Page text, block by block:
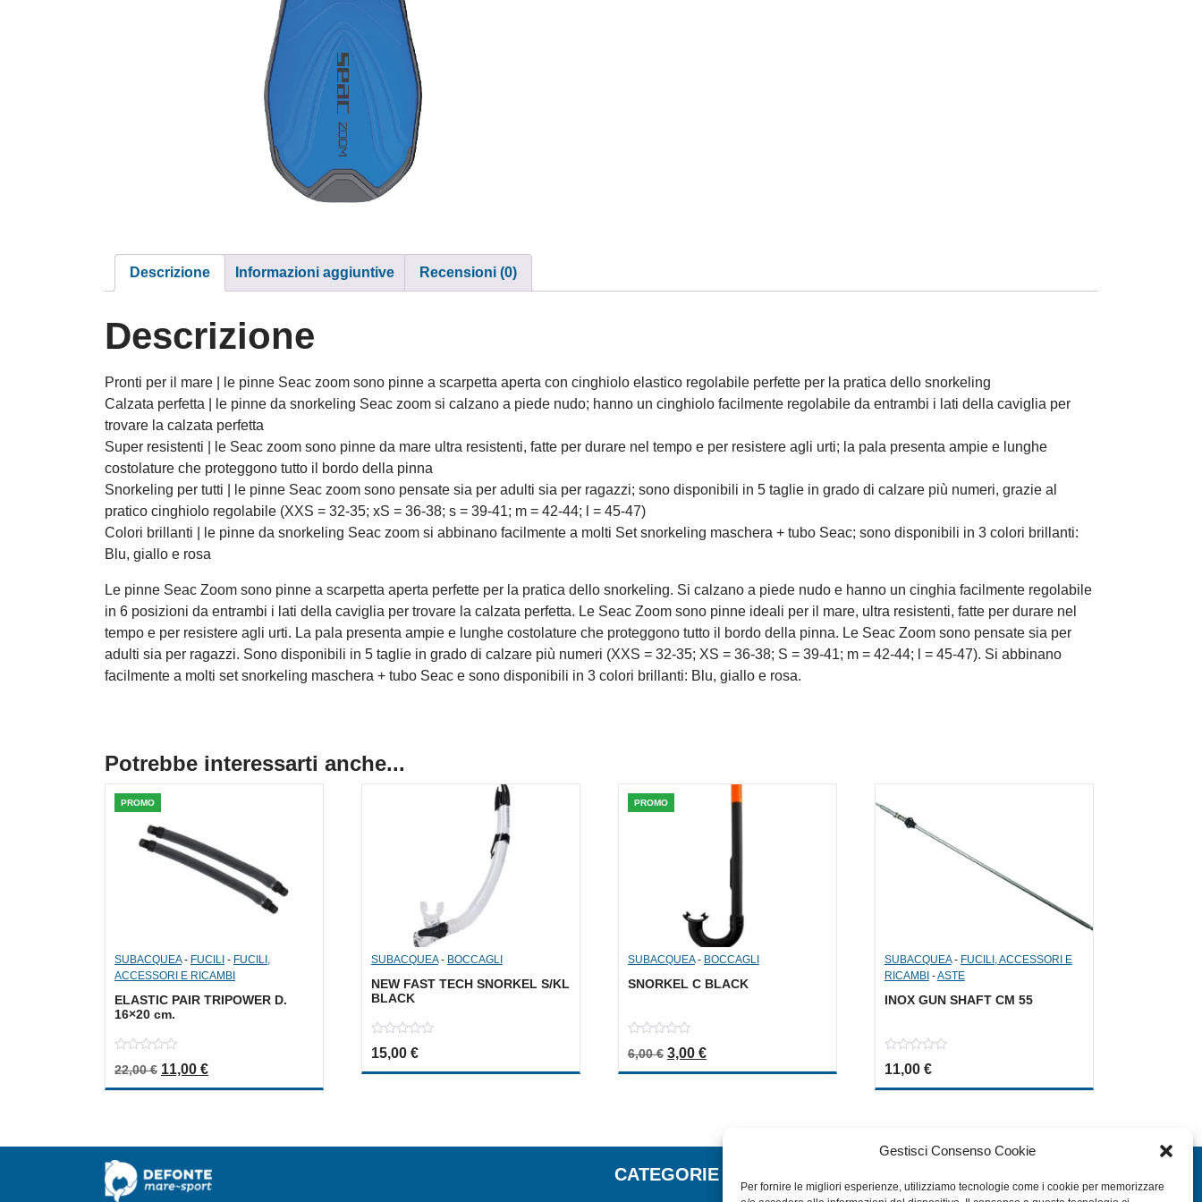
Gestisci Consenso Cookie
Per fornire le migliori esperienze, utilizziamo tecnologie come i cookie per memorizzare
Descrizione Informazioni aggiuntive Recensioni (0)
Descrizione
Pronti per il mare | le pinne Seac zoom sono pinne a scarpetta aperta con cinghiolo elastico regolabile perfette per la pratica dello snorkeling
Calzata perfetta | le pinne da snorkeling Seac zoom si calzano a piede nudo; hanno un cinghiolo facilmente regolabile da entrambi i lati della caviglia per
trovare la calzata perfetta
Super resistenti | le Seac zoom sono pinne da mare ultra resistenti, fatte per durare nel tempo e per resistere agli urti; la pala presenta ampie e lunghe
costolature che proteggono tutto il bordo della pinna
Snorkeling per tutti | le pinne Seac zoom sono pensate sia per adulti sia per ragazzi; sono disponibili in 5 taglie in grado di calzare più numeri, grazie al
pratico cinghiolo regolabile (XXS = 32-35; xS = 36-38; s = 39-41; m = 42-44; l = 45-47)
Colori brillanti | le pinne da snorkeling Seac zoom si abbinano facilmente a molti Set snorkeling maschera + tubo Seac; sono disponibili in 3 colori brillanti:
Blu, giallo e rosa
Le pinne Seac Zoom sono pinne a scarpetta aperta perfette per la pratica dello snorkeling. Si calzano a piede nudo e hanno un cinghia facilmente regolabile
in 6 posizioni da entrambi i lati della caviglia per trovare la calzata perfetta. Le Seac Zoom sono pinne ideali per il mare, ultra resistenti, fatte per durare nel
tempo e per resistere agli urti. La pala presenta ampie e lunghe costolature che proteggono tutto il bordo della pinna. Le Seac Zoom sono pensate sia per
adulti sia per ragazzi. Sono disponibili in 5 taglie in grado di calzare più numeri (XXS = 32-35; XS = 36-38; S = 39-41; m = 42-44; l = 45-47). Si abbinano
facilmente a molti set snorkeling maschera + tubo Seac e sono disponibili in 3 colori brillanti: Blu, giallo e rosa.
Potrebbe interessarti anche...
PROMO
SUBACQUEA- FUCILI - FUCILI,
ACCESSORI E RICAMBI
ELASTIC PAIR TRIPOWER D.
16×20 cm.
out
22,00€ Il prezzo originale era: 22,00 €.
11,00 €Il prezzo attuale è: 11,00 €.
SUBACQUEA- BOCCAGLI
NEW FAST TECH SNORKEL S/KL
BLACK
0
out
15,00 €
PROMO
SUBACQUEA- BOCCAGLI
SNORKEL C BLACK
out
6,00€ Il prezzo originale era: 6,00 €.
3,00 €Il prezzo attuale è: 3,00 €.
SUBACQUEA- FUCILI, ACCESSORI E
RICAMBI-ASTE
INOX GUN SHAFT CM 55
0
out
11,00 €
CATEGORIE